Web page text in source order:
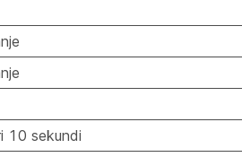
10 sekundi